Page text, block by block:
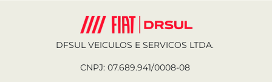
DFSUL VEICULOS E SERVICOS LTDA.
CNPJ: 07.689.941/0008-08